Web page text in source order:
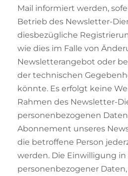
Mail informiert werden,
Betrieb des Newsletter-
diesbezügliche
wie dies im Falle von
Newsletterangebot oder
der technischen
könnte. Es erfolgt keine
Rahmen des Newsletter-
personenbezogenen
Abonnement unseres
die betroffene Person
werden. Die Einwilligung
personenbezogener